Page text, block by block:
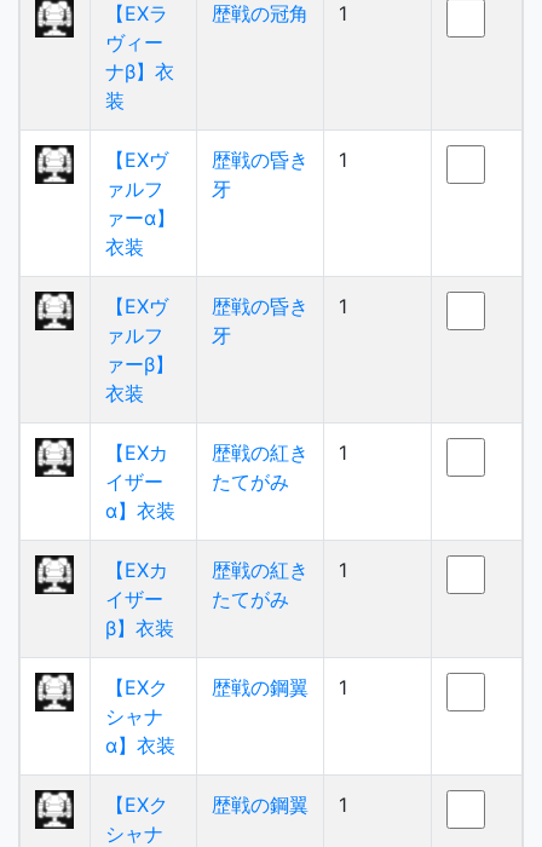
【EXラ
ヴィー
ナβ】衣
装
歴戦の冠角 1
【EXヴ
ァルフ
ァーα】
衣装
歴戦の昏き
牙
1
【EXヴ
ァルフ
ァーβ】
衣装
歴戦の昏き
牙
1
【EXカ
イザー
α】衣装
歴戦の紅き
たてがみ
1
【EXカ
イザー
β】衣装
歴戦の紅き
たてがみ
1
【EXク
シャナ
α】衣装
歴戦の鋼翼 1
【EXク
シャナ
歴戦の鋼翼 1